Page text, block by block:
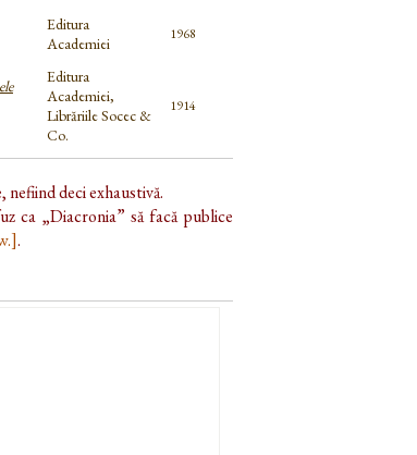
Editura
Academiei
1968
Editura
Academiei,
Librăriile Socec &
Co.
1914
deci exhaustivă.
ca „Diacronia” să facă publice
.